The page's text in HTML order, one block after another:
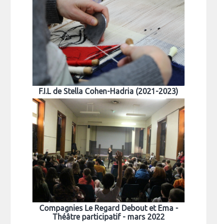
F.I.L de Stella Cohen-Hadria (2021-2023)
Compagnies Le Regard Debout et Ema -
Théâtre participatif - mars 2022